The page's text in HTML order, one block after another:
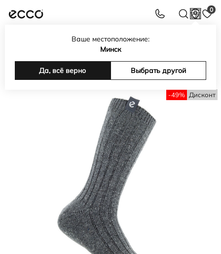
0
Ваше местоположение:
Минск
Да, всё верно Выбрать другой
Интернет-магазин обуви, сумок, аксессуаров ECCO в
Аксессуары Носки Hygge Ribbed
-49% Дисконт